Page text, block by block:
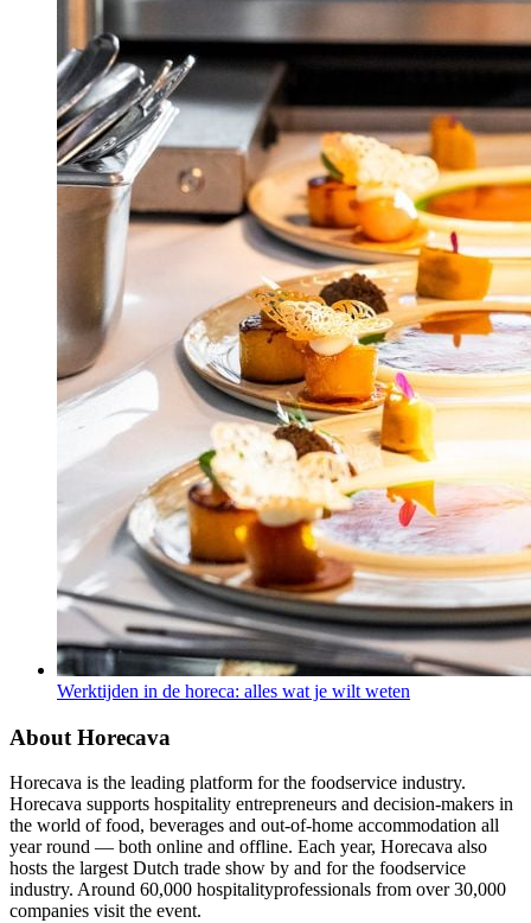
Werktijden in de horeca: alles wat je wilt weten
About Horecava
Horecava is the leading platform for the foodservice industry.
Horecava supports hospitality entrepreneurs and decision-makers in
the world of food, beverages and out-of-home accommodation all
year round — both online and offline. Each year, Horecava also
hosts the largest Dutch trade show by and for the foodservice
industry. Around 60,000 hospitalityprofessionals from over 30,000
companies visit the event.